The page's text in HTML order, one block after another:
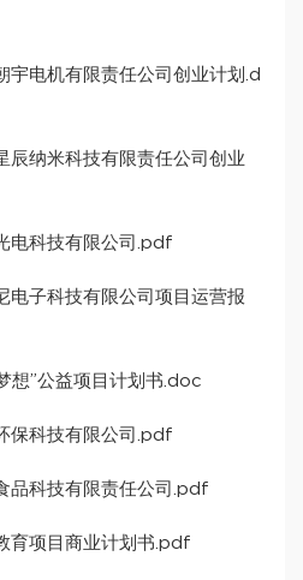
宇电机有限责任公司创业计划.d
辰纳米科技有限责任公司创业
电科技有限公司.pdf
电子科技有限公司项目运营报
想”公益项目计划书.doc
保科技有限公司.pdf
品科技有限责任公司.pdf
育项目商业计划书.pdf